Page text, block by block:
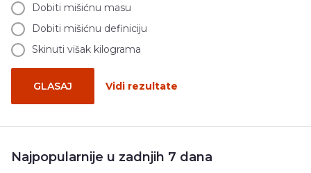
Dobiti mišićnu masu
Dobiti mišićnu definiciju
Skinuti višak kilograma
GLASAJ Vidi rezultate
Najpopularnije u zadnjih 7 dana